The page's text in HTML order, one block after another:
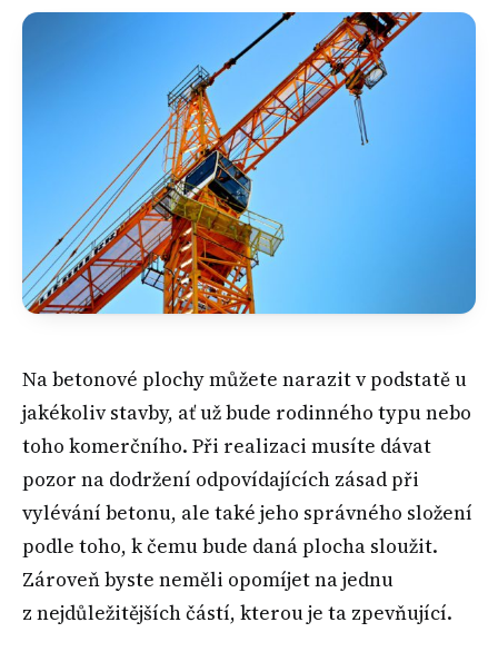
Na betonové plochy můžete narazit v podstatě u
jakékoliv stavby, ať už bude rodinného typu nebo
toho komerčního. Při realizaci musíte dávat
pozor na dodržení odpovídajících zásad při
vylévání betonu, ale také jeho správného složení
podle toho, k čemu bude daná plocha sloužit.
Zároveň byste neměli opomíjet na jednu
z nejdůležitějších částí, kterou je ta zpevňující.